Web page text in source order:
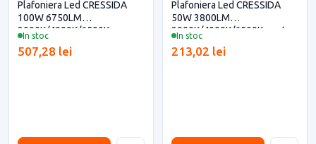
In stoc
Plafoniera Led CRESSIDA
100W 6750LM
3000K/4000K/6500K cu
507,28 lei
In stoc
Plafoniera Led CRESSIDA
50W 3800LM
3000K/4000K/6500K pentru
213,02 lei